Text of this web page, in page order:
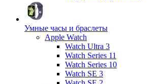
Умные часы и браслеты
Apple Watch
Watch Ultra 3
Watch Series 11
Watch Series 10
Watch SE 3